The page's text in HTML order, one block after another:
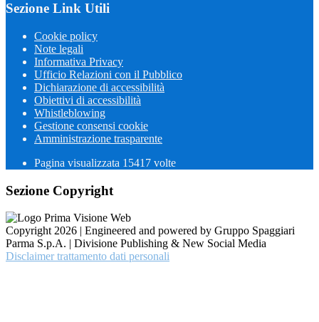
Sezione Link Utili
Cookie policy
Note legali
Informativa Privacy
Ufficio Relazioni con il Pubblico
Dichiarazione di accessibilità
Obiettivi di accessibilità
Whistleblowing
Gestione consensi cookie
Amministrazione trasparente
Pagina visualizzata 15417 volte
Sezione Copyright
Copyright 2026 | Engineered and powered by Gruppo Spaggiari
Parma S.p.A. | Divisione Publishing & New Social Media
Disclaimer trattamento dati personali